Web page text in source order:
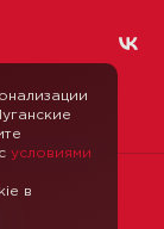
условиями
в